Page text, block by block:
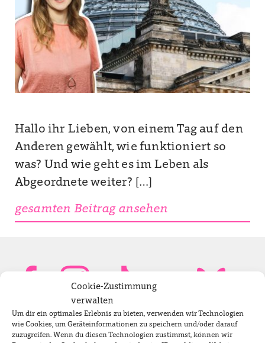
Cookie-Zustimmung
verwalten
Um dir ein optimales Erlebnis zu bieten, verwenden wir Technologien
wie Cookies, um Geräteinformationen zu speichern und/oder darauf
zuzugreifen. Wenn du diesen Technologien zustimmst, können wir
Hallo ihr Lieben, von einem Tag auf den
Anderen gewählt, wie funktioniert so
was? Und wie geht es im Leben als
Abgeordnete weiter? […]
gesamten Beitrag ansehen
Bundestagsabgeordnete